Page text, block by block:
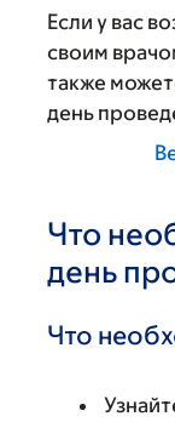
Если у вас
своим
также
день
Что
день
Что